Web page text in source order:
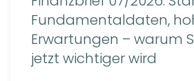
Fundamentaldaten,
Erwartungen – warum
jetzt wichtiger wird